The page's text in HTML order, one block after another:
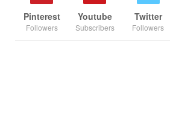
Twitter
Followers
Youtube
Subscribers
Pinterest
Followers